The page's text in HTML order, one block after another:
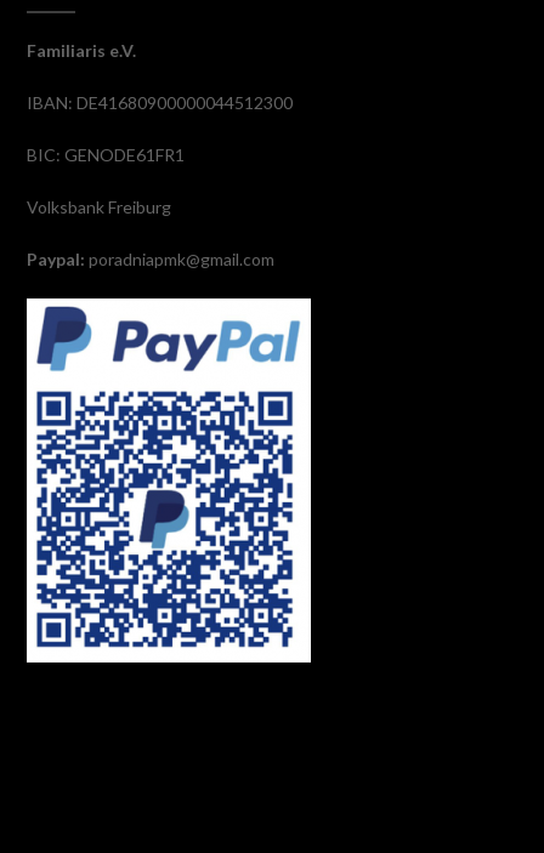
Familiaris e.V.
IBAN: DE41680900000044512300
BIC: GENODE61FR1
Volksbank Freiburg
Paypal: poradniapmk@gmail.com